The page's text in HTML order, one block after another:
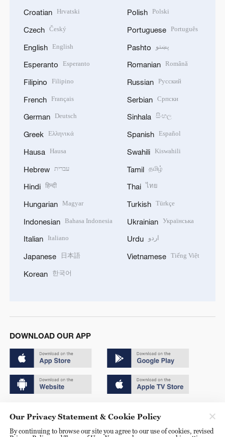
Croatian Hrvatski
Czech Český
English English
Esperanto Esperanto
Filipino Filipino
French Français
German Deutsch
Greek Ελληνικά
Hausa Hausa
Hebrew עברית
Hindi हिन्दी
Hungarian Magyar
Indonesian Bahasa Indonesia
Italian Italiano
Japanese 日本語
Korean 한국어
Polish Polski
Portuguese Português
Pashto پښتو
Romanian Română
Russian Русский
Serbian Српски
Sinhala සිංහල
Spanish Español
Swahili Kiswahili
Tamil தமிழ்
Thai ไทย
Turkish Türkçe
Ukrainian Українська
Urdu اردو
Vietnamese Tiếng Việt
DOWNLOAD OUR APP
京ICP备20000184号
Our Privacy Statement & Cookie Policy
By continuing to browse our site you agree to our use of cookies, revised